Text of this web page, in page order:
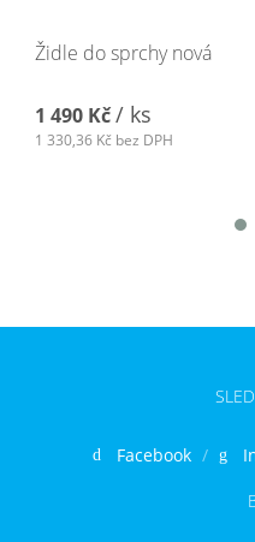
Židle do sprchy nová
1 490 Kč/ ks
1 330,36 Kč bez DPH
Facebook